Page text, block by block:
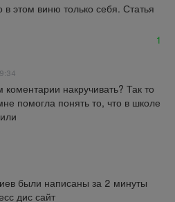
этом виню только себя. Статья
1
накручивать? Так то
помогла понять то, что в школе
были написаны за 2 минуты
дис сайт